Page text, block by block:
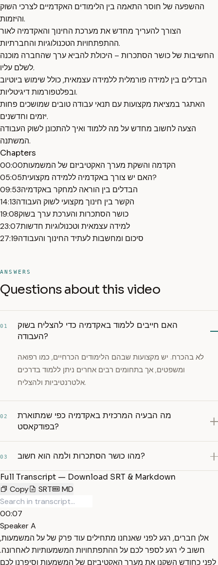
ההשפעה של חוסר התאמה בין הלימודים האקדמיים לצרכי השוק
והיזמות.
הצורך להעריך מחדש את מערכת החינוך והאקדמיה לאור
ההתפתחויות הטכנולוגיות והחברתיות.
החשיבות של כושר הסתכרות – היכולת להביא ערך שהחברה מוכנה
לשלם עליו.
הבדלים בין למידה פורמלית ללמידה עצמאית, כולל שימוש ביוטיוב
ובפלטפורמות דיגיטליות.
האתגר במציאת מקצועות עם תנאי עבודה טובים שמושכים פחות
יזמים וחדשנים.
הצעה לחשוב מחדש על מה ללמוד ואיך להתכונן לשוק העבודה
המשתנה.
Chapters
00:00הקדמה והשקת מערך האקטיביזם של המשמעות
05:05
האם יש צורך באקדמיה ללמידה מקצועית?
09:53הבדלים בין הוראה למחקר באקדמיה
14:13הקשר בין חינוך מקצועי לשוק העבודה
19:08כושר הסתכרות והערכת ערך בשוק
23:07למידה עצמאית וטכנולוגיות חדשות
27:19סיכום ומחשבות לעתיד החינוך והעבודה
ANSWERS
Questions about this video
01
האם חייבים ללמוד באקדמיה כדי להצליח בשוק
העבודה?
לא בהכרח. יש מקצועות שבהם הלימודים הכרחיים, כמו רפואה
ומשפטים, אך בתחומים רבים אחרים ניתן ללמוד בדרכים
אלטרנטיביות ולהצליח.
02
מה הבעיה המרכזית באקדמיה כפי שמתוארת
בפודקאסט?
03 מהו כושר הסתכרות ולמה הוא חשוב?
Full Transcript — Download SRT & Markdown
Copy
SRT MD
00:07
Speaker A
אלן חברים, רגע לפני שאנחנו מתחילים עוד פרק של על המשמעות,
חשוב לי רגע לספר לכם על ההתפתחויות המשמעותיות לאחרונה.
לפני כחודש השקנו את מערך האקטיביזם של המשמעות וסיפרנו לכם